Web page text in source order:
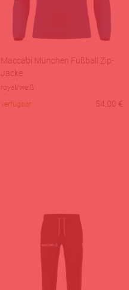
Maccabi München Fußball Zip-
Jacke
royal/weiß
verfügbar
54,00 €